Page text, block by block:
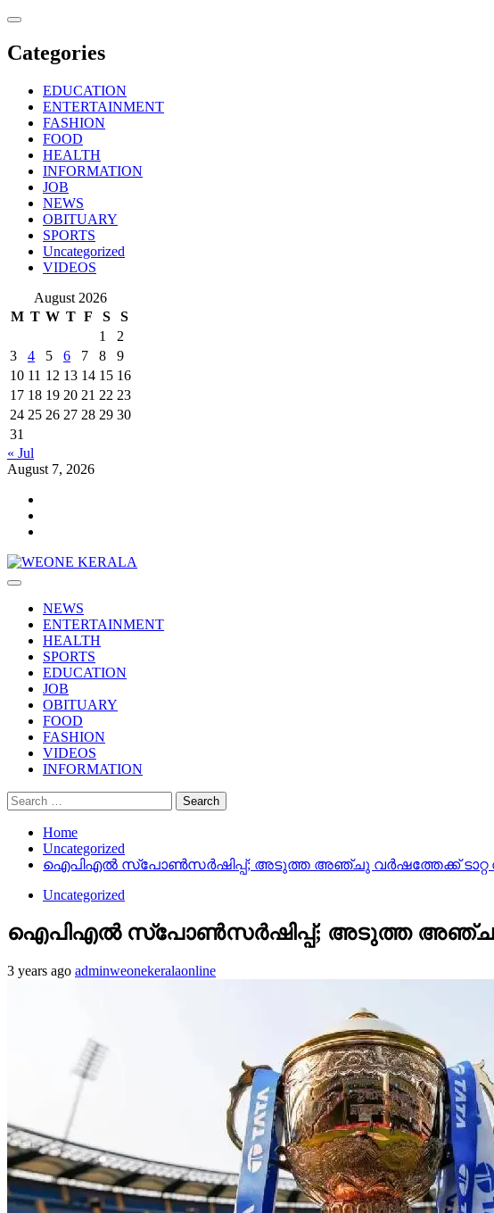
Skip
content
Categories
EDUCATION
ENTERTAINMENT
FASHION
FOOD
HEALTH
INFORMATION
JOB
NEWS
OBITUARY
SPORTS
Uncategorized
VIDEOS
August 2026
M T W T F S
S
1
2
3
4 5 6 7 8
9
10 11 12 13 14 15 16
17 18 19 20 21 22 23
24 25 26 27 28 29 30
31
« Jul
August 7, 2026
Primary
NEWS
ENTERTAINMENT
HEALTH
SPORTS
EDUCATION
JOB
OBITUARY
FOOD
FASHION
VIDEOS
INFORMATION
Search
for:
Home
Uncategorized
ഐപിഎൽ സ്പോൺസർഷിപ്പ്; അടുത്ത അഞ്ചു വർഷത്തേക്ക് ടാറ്റ
Uncategorized
ഐപിഎൽ സ്പോൺസർഷിപ്പ്; അടുത്ത അഞ്ചു
3 years ago adminweonekeralaonline